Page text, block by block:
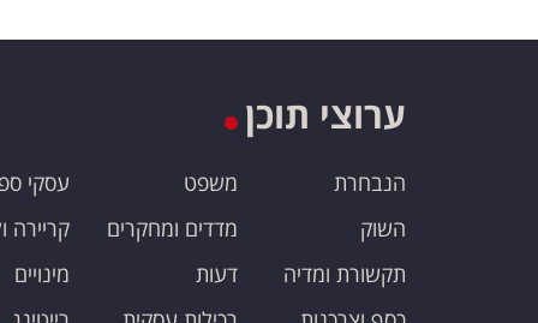
ערוצי תוכן
הנבחרת
השוק
תקשורת ומדיה
משפט
מדדים ומחקרים
דעות
עסקי
קריירה
מינויים